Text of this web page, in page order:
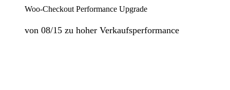
Woo-Checkout Performance Upgrade
von 08/15 zu hoher Verkaufsperformance